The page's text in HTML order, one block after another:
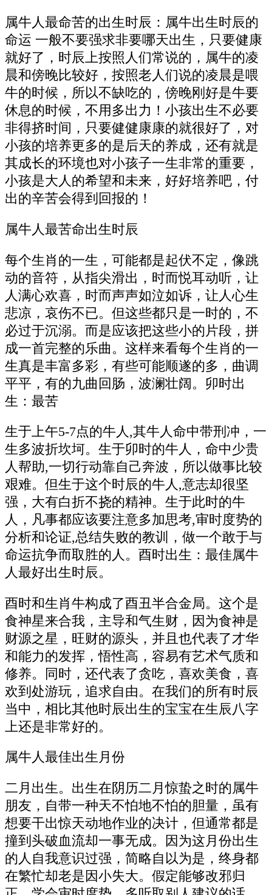
属牛人最命苦的出生时辰：属牛出生时辰的
命运 一般不要强求非要哪天出生，只要健康
就好了，时辰上按照人们常说的，属牛的凌
晨和傍晚比较好，按照老人们说的凌晨是喂
牛的时候，所以不缺吃的，傍晚刚好是牛要
休息的时候，不用多出力！小孩出生不必要
非得挤时间，只要健健康康的就很好了，对
小孩的培养更多的是后天的养成，还有就是
其成长的环境也对小孩子一生非常的重要，
小孩是大人的希望和未来，好好培养吧，付
出的辛苦会得到回报的！
属牛人最苦命出生时辰
每个生肖的一生，可能都是起伏不定，像跳
动的音符，从指尖滑出，时而悦耳动听，让
人满心欢喜，时而声声如泣如诉，让人心生
悲凉，哀伤不已。但这些都只是一时的，不
必过于沉溺。而是应该把这些小的片段，拼
成一首完整的乐曲。这样来看每个生肖的一
生真是丰富多彩，有些可能顺遂的多，曲调
平平，有的九曲回肠，波澜壮阔。卯时出
生：最苦
生于上午5-7点的牛人,其牛人命中带刑冲，一
生多波折坎坷。生于卯时的牛人，命中少贵
人帮助,一切行动靠自己奔波，所以做事比较
艰难。但生于这个时辰的牛人,意志却很坚
强，大有白折不挠的精神。生于此时的牛
人，凡事都应该要注意多加思考,审时度势的
分析和论证,总结失败的教训，做一个敢于与
命运抗争而取胜的人。酉时出生：最佳属牛
人最好出生时辰。
酉时和生肖牛构成了酉丑半合金局。这个是
食神星来合我，主导和气生财，因为食神是
财源之星，旺财的源头，并且也代表了才华
和能力的发挥，悟性高，容易有艺术气质和
修养。同时，还代表了贪吃，喜欢美食，喜
欢到处游玩，追求自由。在我们的所有时辰
当中，相比其他时辰出生的宝宝在生辰八字
上还是非常好的。
属牛人最佳出生月份
二月出生。出生在阴历二月惊蛰之时的属牛
朋友，自带一种天不怕地不怕的胆量，虽有
想要干出惊天动地作业的决计，但通常都是
撞到头破血流却一事无成。因为这月份出生
的人自我意识过强，简略自以为是，终身都
在繁忙却老是因小失大。假定能够改邪归